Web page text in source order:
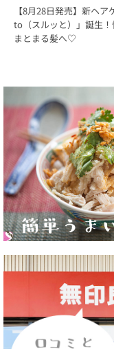
【8月28日発売】新ヘ
to（スルッと）」誕生
まとまる髪へ♡